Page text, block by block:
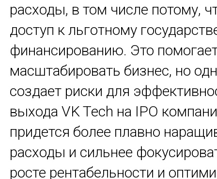
расходы, в том числе потому,
доступ к льготному
финансированию. Это
масштабировать бизнес, но
создает риски для
выхода VK Tech на IPO
придется более плавно
расходы и сильнее
росте рентабельности и